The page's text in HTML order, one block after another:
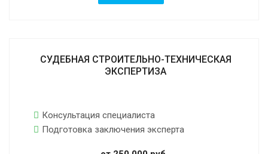
СУДЕБНАЯ СТРОИТЕЛЬНО-ТЕХНИЧЕСКАЯ
ЭКСПЕРТИЗА
Консультация специалиста
Подготовка заключения эксперта